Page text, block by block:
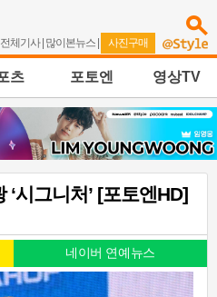
전체기사| 많이본뉴스 | 사진구매
츠 포토엔 영상TV
시그니처’ [포토엔HD]
네이버 연예뉴스